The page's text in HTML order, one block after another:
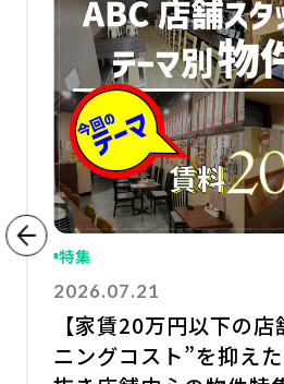
特集
2026.07.21
【家賃20万円以下の
ニングコスト”を抑え